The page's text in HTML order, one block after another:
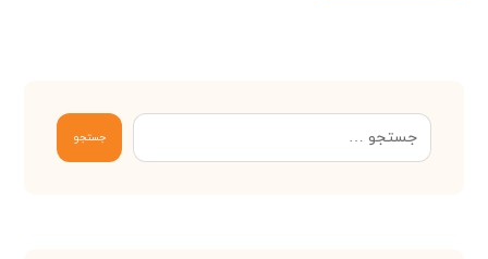
جستجو